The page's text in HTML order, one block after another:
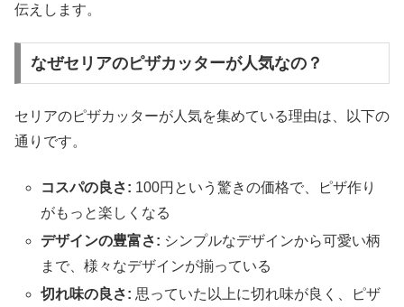
伝えします。
なぜセリアのピザカッターが人気なの？
セリアのピザカッターが人気を集めている理由は、以下の
通りです。
コスパの良さ: 100円という驚きの価格で、ピザ作り
がもっと楽しくなる
デザインの豊富さ: シンプルなデザインから可愛い柄
まで、様々なデザインが揃っている
切れ味の良さ: 思っていた以上に切れ味が良く、ピザ